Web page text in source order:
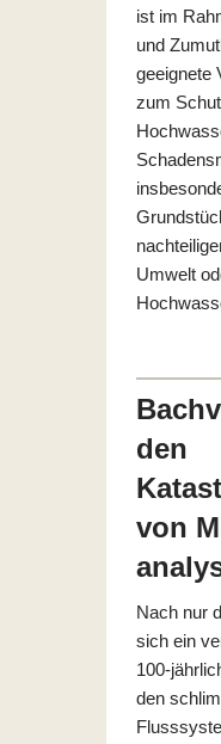
ist im
und
geeignete
zum
Umwelt
den
von
Nach nur
sich ein
100-
den